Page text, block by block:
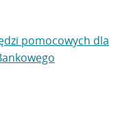
pomocowych dla